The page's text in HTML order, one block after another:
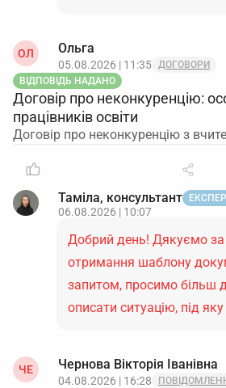
ОЛ Ольга
05.08.2026 | 11:35 ДОГОВОРИ
ВІДПОВІДЬ НАДАНО
Договір про неконкуренцію:
працівників освіти
Договір про неконкуренцію з
Таміла, консультант
06.08.2026 | 10:07
Добрий день! Дякуємо за
отримання шаблону
запитом, просимо більш
описати ситуацію, під
ЧЕ Чернова Вікторія Іванівна
04.08.2026 | 16:28